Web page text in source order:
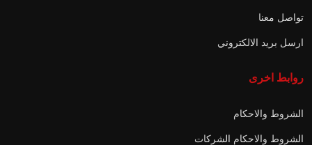
تواصل معنا
ارسل بريد الالكتروني
روابط اخرى
الشروط والاحكام
الشروط والاحكام الشركات